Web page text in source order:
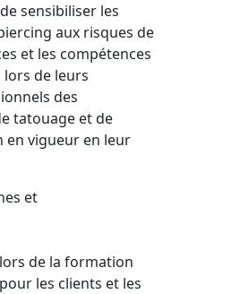
sensibiliser les
aux risques de
et les compétences
de leurs
des
tatouage et de
en vigueur en leur
et
de la formation
les clients et les